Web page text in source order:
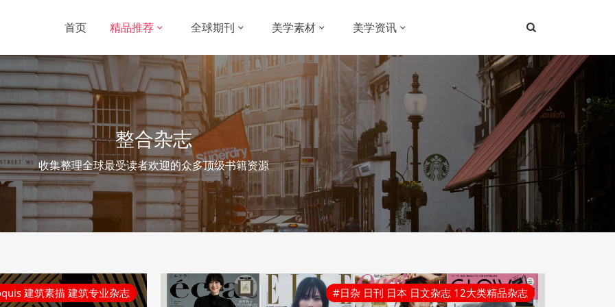
首页 精品推荐 全球期刊 美学素材 美学资讯
整合杂志
收集整理全球最受读者欢迎的众多顶级书籍资源
建筑素描 建筑专业杂志 #日杂 日刊 日本 日文杂志 12大类精品杂志